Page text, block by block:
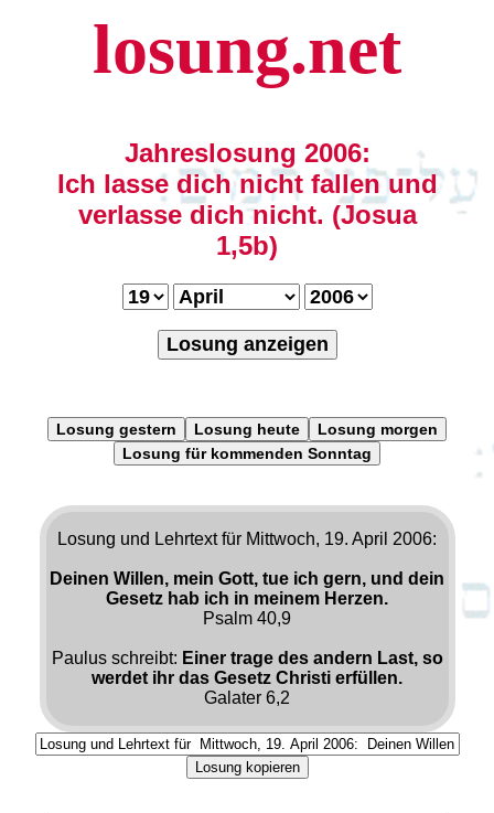
losung.net
Jahreslosung 2006:
Ich lasse dich nicht fallen und
verlasse dich nicht. (Josua
1,5b)
Losung anzeigen
Losung gestern Losung heute
Losung morgen
Losung für kommenden Sonntag
Losung und Lehrtext für Mittwoch, 19. April 2006:
Deinen Willen, mein Gott, tue ich gern, und dein
Gesetz hab ich in meinem Herzen.
Psalm 40,9
Paulus schreibt: Einer trage des andern Last, so
werdet ihr das Gesetz Christi erfüllen.
Galater 6,2
Losung kopieren